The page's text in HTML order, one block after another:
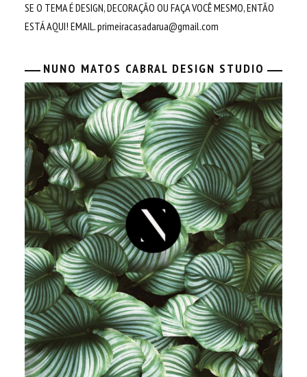
SE O TEMA É DESIGN, DECORAÇÃO OU FAÇA VOCÊ MESMO, ENTÃO
ESTÁ AQUI! EMAIL.primeiracasadarua@gmail.com
NUNO MATOS CABRAL DESIGN STUDIO